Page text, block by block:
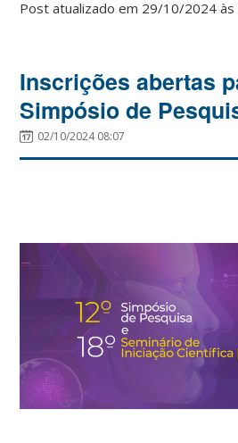
Post atualizado em 29/10/2024 às
Inscrições abertas
Simpósio de
02/10/2024 08:07